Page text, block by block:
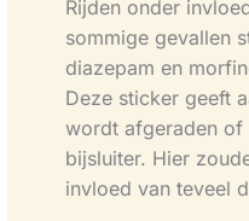
Rijden onder
sommige gevallen
diazepam en
Deze sticker geeft
wordt afgeraden of
bijsluiter. Hier
invloed van teveel